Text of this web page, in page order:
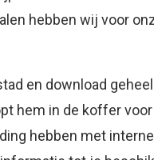
hebben wij voor
en download
hem in de koffer
hebben met